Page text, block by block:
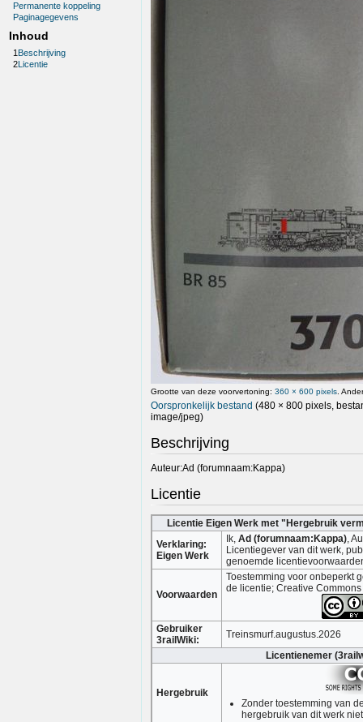
Permanente koppeling
Paginagegevens
Inhoud
1 Beschrijving
2Licentie
Grootte van deze voorvertoning: 360 × 600 pixels.
Oorspronkelijk bestand (480 × 800 pixels,
image/jpeg)
Beschrijving
Auteur:Ad (forumnaam:Kappa)
Licentie
Licentie Eigen Werk met "Hergebruik
Verklaring:
Eigen Werk
Ik, Ad (forumnaam:Kappa),
Licentiegever van dit werk,
genoemde
Voorwaarden
Toestemming voor onbeperkt
de licentie; Creative
Gebruiker
3railWiki:
Treinsmurf.augustus.2026
Licentienemer
Hergebruik
Zonder toestemming van
hergebruik van dit werk